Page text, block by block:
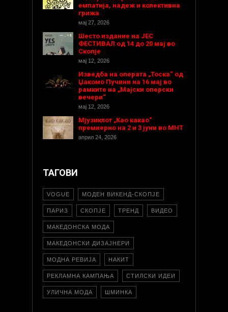
емпатија, надеж и колективна
грижа
мај 27, 2026
Шесто издание на ЈЕС
ФЕСТИВАЛ од 14 до 20 мај во
Скопје
мај 12, 2026
Изведба на операта „Тоска“ од
Џакомо Пучини на 16 мај во
рамките на „Мајски оперски
вечери“
мај 12, 2026
Мјузиклот „Као какао“
премиерно на 2 и 3 јуни во МНТ
април 24, 2026
ТАГОВИ
VOGUE МОДЕН ВИКЕНД-СКОПЈЕ
ПАРИЗ СКОПЈЕ ТРЕНД ВИДЕО
МАКЕДОНСКА МОДА
МАКЕДОНСКИ ДИЗАЈНЕРИ
МОДНА РЕВИЈА НАКИТ
РЕКЛАМНА КАМПАЊА СТИЛСКИ ИДЕИ
УЛИЧНА МОДА ШМИНКА